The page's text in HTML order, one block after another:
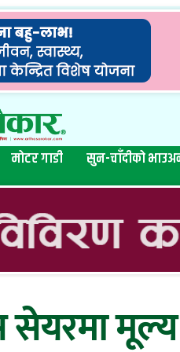
मोटर गाडी सुन-चाँदीको भाउ
सेयरमा